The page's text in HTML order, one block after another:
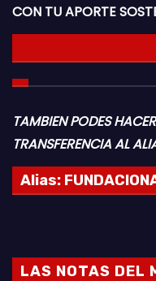
CON TU APORTE
TAMBIEN PODES
TRANSFERENCIA AL
Alias:
LAS NOTAS DEL